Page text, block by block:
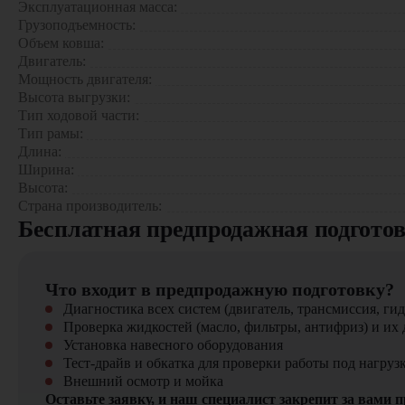
Экономичность
строительных объектах;
промышленных предприятиях;
складах и логистических центрах;
фермерских и сельскохозяйственных хозяйствах;
в коммунальном хозяйстве для благоустройства и уборки
Почему стоит выбрать Bobcat T870?
Мини-погрузчик Bobcat T870 сочетает в себе мощность,
интенсивности эксплуатации.
Купить Мини-погрузчик Bobcat T870можно в компании
широкий выбор спецтехники, вилочной и малой складской
Эксплуатационная масса:
Грузоподъемность:
Объем ковша:
Двигатель:
Мощность двигателя:
Высота выгрузки:
Тип ходовой части:
Тип рамы:
Длина:
Ширина:
Высота:
Страна производитель:
Бесплатная предпродажная
Что входит в предпродажную подготовку?
Диагностика всех систем (двигатель, трансмиссия,
Проверка жидкостей (масло, фильтры, антифриз) и их
Установка навесного оборудования
Тест-драйв и обкатка для проверки работы под
Внешний осмотр и мойка
Оставьте заявку, и наш специалист закрепит за вами